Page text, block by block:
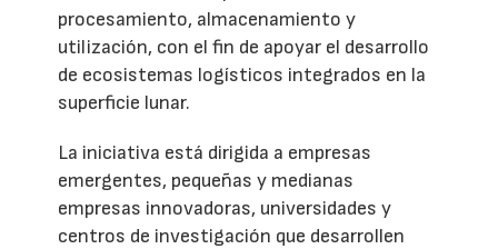
procesamiento, almacenamiento y
utilización, con el fin de apoyar el desarrollo
de ecosistemas logísticos integrados en la
superficie lunar.
La iniciativa está dirigida a empresas
emergentes, pequeñas y medianas
empresas innovadoras, universidades y
centros de investigación que desarrollen